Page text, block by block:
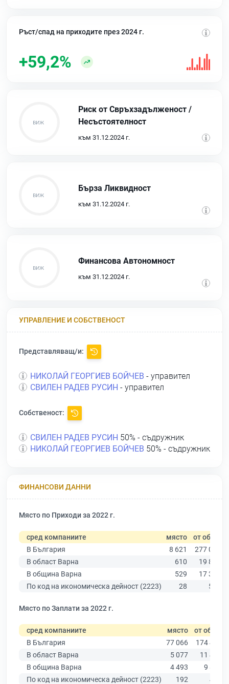
Ръст/спад на приходите през 2024 г.
+59,2%
Риск от Свръхзадълженост /
Несъстоятелност
към 31.12.2024 г.
Бърза Ликвидност
към 31.12.2024 г.
Финансова Автономност
към 31.12.2024 г.
УПРАВЛЕНИЕ И СОБСТВЕНОСТ
Представляващ/и:
НИКОЛАЙ ГЕОРГИЕВ БОЙЧЕВ - управител
СВИЛЕН РАДЕВ РУСИН - управител
Собственост:
СВИЛЕН РАДЕВ РУСИН 50% - съдружник
НИКОЛАЙ ГЕОРГИЕВ БОЙЧЕВ 50% - съдружник
ФИНАНСОВИ ДАННИ
Място по Приходи за 2022 г.
сред компаниите място от общо
В България
8 621
277 019
В област Варна
610
19 882
В община Варна
529
17 349
По код на икономическа дейност (2223)
28 524
Място по Заплати за 2022 г.
сред компаниите място от общо
В България
77 066
174 403
В област Варна
5 077
11 437
В община Варна
4 493
9 876
По код на икономическа дейност (2223)
192 433